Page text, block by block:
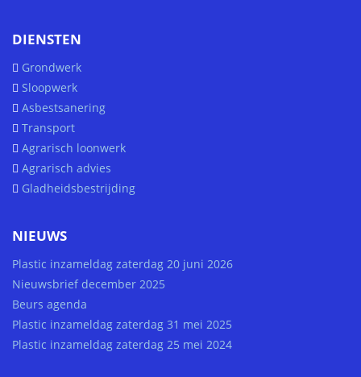
DIENSTEN
Grondwerk
Sloopwerk
Asbestsanering
Transport
Agrarisch loonwerk
Agrarisch advies
Gladheidsbestrijding
NIEUWS
Plastic inzameldag zaterdag 20 juni 2026
Nieuwsbrief december 2025
Beurs agenda
Plastic inzameldag zaterdag 31 mei 2025
Plastic inzameldag zaterdag 25 mei 2024